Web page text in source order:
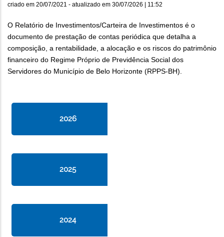
criado em 20/07/2021 - atualizado em 30/07/2026 | 11:52
O Relatório de Investimentos/Carteira de Investimentos é o
documento de prestação de contas periódica que detalha a
composição, a rentabilidade, a alocação e os riscos do patrimônio
financeiro do Regime Próprio de Previdência Social dos
Servidores do Município de Belo Horizonte (RPPS-BH).
2026
2025
2024